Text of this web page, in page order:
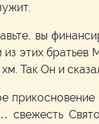
вы
этих
Так Он и
свежесть